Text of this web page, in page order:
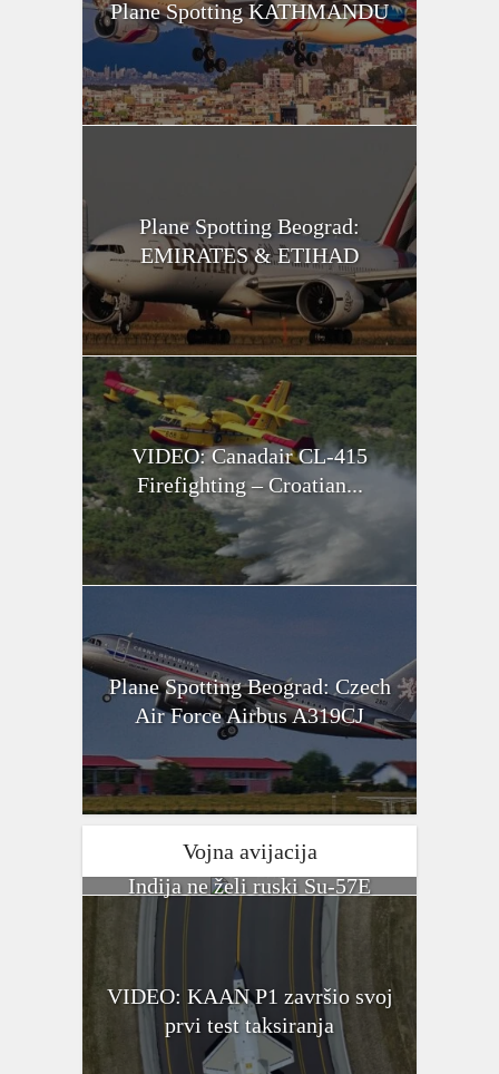
Plane Spotting KATHMANDU
Plane Spotting Beograd:
EMIRATES & ETIHAD
VIDEO: Canadair CL-415
Firefighting – Croatian...
Plane Spotting Beograd: Czech
Air Force Airbus A319CJ
Vojna avijacija
Indija ne želi ruski Su-57E
VIDEO: KAAN P1 završio svoj
prvi test taksiranja